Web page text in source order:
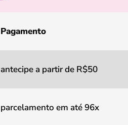
Pagamento
antecipe a partir de R$50
parcelamento em até 96x